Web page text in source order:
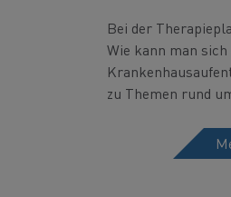
Bei der
Wie kann man
zu Themen rund